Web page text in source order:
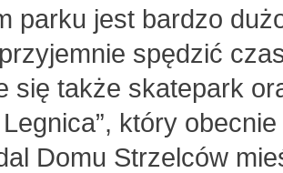
parku jest bardzo
spędzić
się także skatepark
Legnica”, który
Domu Strzelców